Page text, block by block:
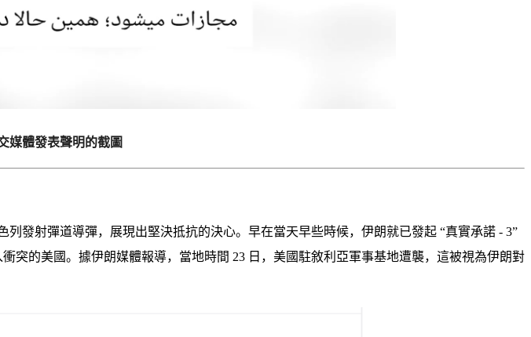
媒體發表聲明的截圖
發射彈道導彈，展現出堅決抵抗的決心。早在當天早些時候，伊朗就已發起 “真實承諾 - 3”
突的美國。據伊朗媒體報導，當地時間 23 日，美國駐敘利亞軍事基地遭襲，這被視為伊朗對